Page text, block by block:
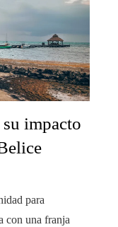
impacto
para
con una franja